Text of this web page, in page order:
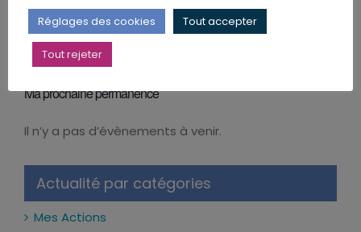
LE CALENDRIER DES PERMANENCES
Ma prochaine permanence
Notice
Il n’y a pas d’évènements à venir.
Actualité par catégories
Mes Actions
Réglages des cookies Tout accepter
Tout rejeter